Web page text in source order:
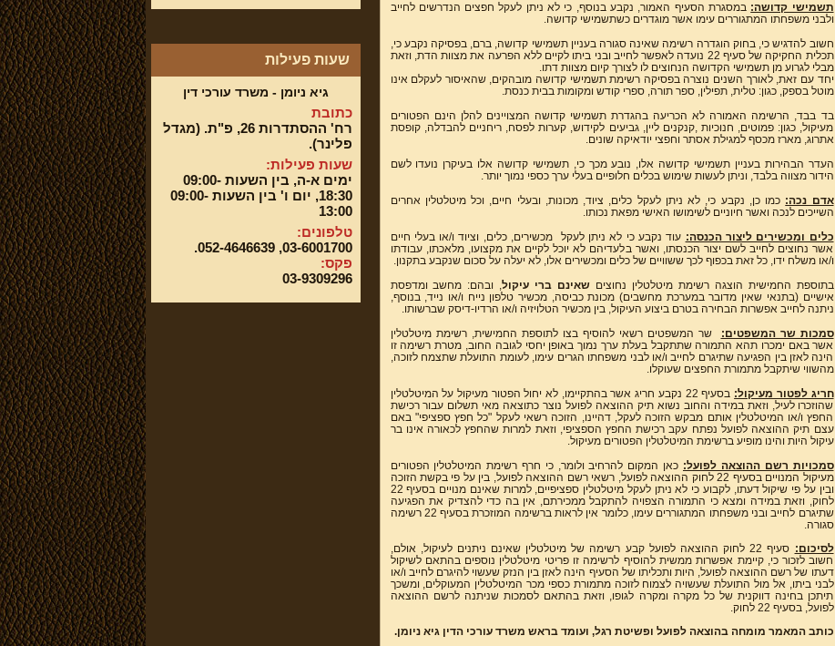
תשמישי קדושה: במסגרת הסעיף האמור, נקבע בנוסף, כי לא ניתן לעקל חפצים הנדרשים לחייב
ולבני משפחתו המתגוררים עימו אשר מוגדרים כשתשמישי קדושה.
חשוב להדגיש כי, בחוק הוגדרה רשימה שאינה סגורה בעניין תשמישי קדושה, ברם, בפסיקה נקבע כי,
תכלית החקיקה של סעיף 22 נועדה לאפשר לחייב ובני ביתו לקיים ללא הפרעה את מצוות הדת, וזאת
מבלי לגרוע מן תשמישי הקדושה הנחוצים לו לצורך קיום מצוות דתו.
יחד עם זאת, לאורך השנים נוצרה בפסיקה רשימת תשמישי קדושה מובהקים, שהאיסור לעקלם אינו
מוטל בספק, כגון: טלית, תפילין, ספר תורה, ספרי קודש ומקומות בבית כנסת.
בד בבד, הרשימה האמורה לא הכריעה בהגדרת תשמישי קדושה המצויינים להלן הינם הפטורים
מעיקול, כגון: פמוטים, חנוכיות ,קנקנים ליין, גביעים לקידוש, קערות לפסח, ריחניים להבדלה, קופסת
אתרוג, מארז מכסף למגילת אסתר וחפצי יודאיקה שונים.
העדר הבהירות בעניין תשמישי קדושה אלו, נובע מכך כי, תשמישי קדושה אלו בעיקרן נועדו לשם
הידור מצווה בלבד, וניתן לעשות שימוש בכלים חלופיים בעלי ערך כספי נמוך יותר.
אדם נכה: כמו כן, נקבע כי, לא ניתן לעקל כלים, ציוד, מכונות, ובעלי חיים, וכל מיטלטלין אחרים
השייכים לנכה ואשר חיוניים לשימושו האישי מפאת נכותו.
כלים ומכשירים ליצור הכנסה: עוד נקבע כי לא ניתן לעקל מכשירים, כלים, וציוד ו/או בעלי חיים
אשר נחוצים לחייב לשם יצור הכנסתו, ואשר בלעדיהם לא יוכל לקיים את מקצועו, מלאכתו, עבודתו
ו/או משלח ידו, כל זאת בכפוף לכך ששוויים של כלים ומכשירים אלו, לא יעלה על סכום שנקבע בתקנון.
בתוספת החמישית הוצגה רשימת מיטלטלין נחוצים שאינם ברי עיקול, ובהם: מחשב ומדפסת
אישיים (בתנאי שאין מדובר במערכת מחשבים) מכונת כביסה, מכשיר טלפון נייח ו/או נייד, בנוסף,
ניתנה לחייב אפשרות הבחירה בטרם ביצוע העיקול, בין מכשיר הטלויזיה ו/או הרדיו-דיסק שברשותו.
סמכות שר המשפטים:
שר המשפטים רשאי להוסיף בצו לתוספת החמישית, רשימת מיטלטלין
אשר באם ימכרו תהא התמורה שתתקבל בעלת ערך נמוך באופן יחסי לגובה החוב, מטרת רשימה זו
הינה לאזן בין הפגיעה שתיגרם לחייב ו/או לבני משפחתו הגרים עימו, לעומת התועלת שתצמח לזוכה,
מהשווי שיתקבל מתמורת החפצים שעוקלו.
חריג לפטור מעיקול:
בסעיף 22 נקבע חריג אשר בהתקיימו, לא יחול הפטור מעיקול על המיטלטלין
שהוזכרו לעיל, וזאת במידה והחוב נשוא תיק ההוצאה לפועל נוצר כתוצאה מאי תשלום עבור רכישת
החפץ ו/או המיטלטלין אותם מבקש הזוכה לעקל, דהיינו, הזוכה רשאי לעקל "כל חפץ ספציפי" באם
עצם תיק ההוצאה לפועל נפתח עקב רכישת החפץ הספציפי, וזאת למרות שהחפץ לכאורה אינו בר
עיקול היות והינו מופיע ברשימת המיטלטלין הפטורים מעיקול.
סמכויות רשם ההוצאה לפועל: כאן המקום להרחיב ולומר, כי חרף רשימת המיטלטלין הפטורים
מעיקול המנויים בסעיף 22 לחוק ההוצאה לפועל, רשאי רשם ההוצאה לפועל, בין על פי בקשת הזוכה
ובין על פי שיקול דעתו, לקבוע כי לא ניתן לעקל מיטלטלין ספציפיים, למרות שאינם מנויים בסעיף 22
לחוק, וזאת במידה ומצא כי התמורה הצפויה להתקבל ממכירתם, אין בה כדי להצדיק את הפגיעה
שתיגרם לחייב ובני משפחתו המתגוררים עימו, כלומר אין לראות ברשימה המוזכרת בסעיף 22 רשימה
סגורה.
לסיכום:
סעיף 22 לחוק ההוצאה לפועל קבע רשימה של מיטלטלין שאינם ניתנים לעיקול, אולם,
חשוב לזכור כי, קיימת אפשרות ממשית להוסיף לרשימה זו פריטי מיטלטלין נוספים בהתאם לשיקול
דעתו של רשם ההוצאה לפועל, היות ותכליתו של הסעיף הינה לאזן בין הנזק שעשוי להיגרם לחייב ו/או
לבני ביתו, אל מול התועלת שעשויה לצמוח לזוכה מתמורת כספי מכר המיטלטלין המעוקלים, ומשכך
תיתכן בחינה דווקנית של כל מקרה ומקרה לגופו, וזאת בהתאם לסמכות שניתנה לרשם ההוצאה
לפועל, בסעיף 22 לחוק.
כותב המאמר מומחה בהוצאה לפועל ופשיטת רגל, ועומד בראש משרד עורכי הדין גיא ניומן.
שעות פעילות
גיא ניומן - משרד עורכי דין
כתובת
רח' ההסתדרות 26, פ"ת. (מגדל
פלינר).
שעות פעילות:
ימים א-ה, בין השעות 09:00-
18:30, יום ו' בין השעות 09:00-
13:00
טלפונים:
03-6001700, 052-4646639.
פקס:
03-9309296